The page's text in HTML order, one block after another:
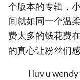
个版本的专辑，
间就如同一个温
费太多的钱花费
的真心让粉丝们感
I luv u wendy